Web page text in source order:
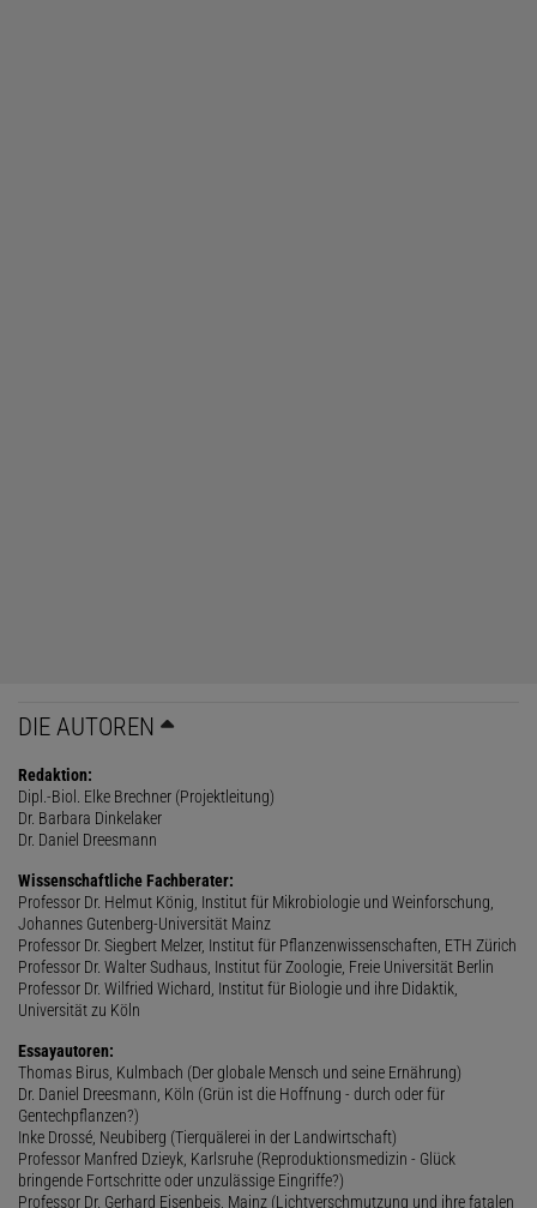
DIE AUTOREN
Redaktion:
Dipl.-Biol. Elke Brechner (Projektleitung)
Dr. Barbara Dinkelaker
Dr. Daniel Dreesmann
Wissenschaftliche Fachberater:
Professor Dr. Helmut König, Institut für Mikrobiologie und Weinforschung,
Johannes Gutenberg-Universität Mainz
Professor Dr. Siegbert Melzer, Institut für Pflanzenwissenschaften, ETH Zürich
Professor Dr. Walter Sudhaus, Institut für Zoologie, Freie Universität Berlin
Professor Dr. Wilfried Wichard, Institut für Biologie und ihre Didaktik,
Universität zu Köln
Essayautoren:
Thomas Birus, Kulmbach (Der globale Mensch und seine Ernährung)
Dr. Daniel Dreesmann, Köln (Grün ist die Hoffnung - durch oder für
Gentechpflanzen?)
Inke Drossé, Neubiberg (Tierquälerei in der Landwirtschaft)
Professor Manfred Dzieyk, Karlsruhe (Reproduktionsmedizin - Glück
bringende Fortschritte oder unzulässige Eingriffe?)
Professor Dr. Gerhard Eisenbeis, Mainz (Lichtverschmutzung und ihre fatalen